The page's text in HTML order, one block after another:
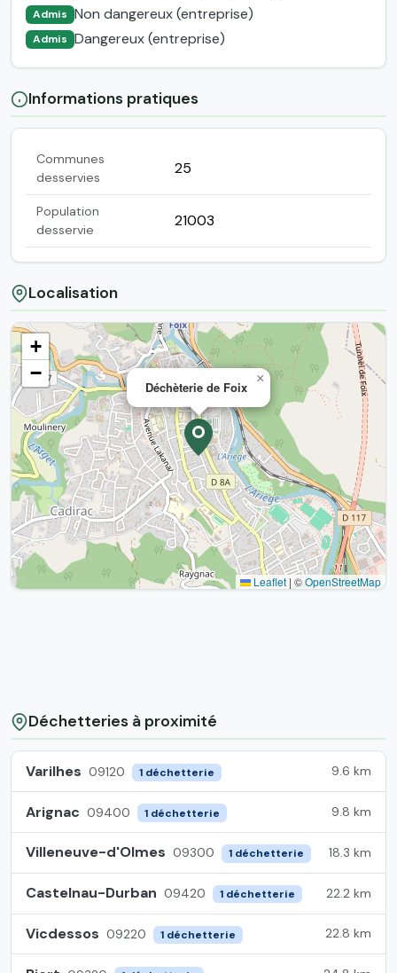
Admis Non dangereux (entreprise)
Admis Dangereux (entreprise)
Informations pratiques
Communes
desservies
25
Population
desservie
21003
Localisation
Déchèterie de Foix
×
+
−
Leaflet | ©OpenStreetMap
Déchetteries à proximité
Varilhes 09120 1 déchetterie 9.6 km
Arignac 09400 1 déchetterie 9.8 km
Villeneuve-d'Olmes 09300 1 déchetterie 18.3 km
Castelnau-Durban 09420 1 déchetterie 22.2 km
Vicdessos 09220 1 déchetterie 22.8 km